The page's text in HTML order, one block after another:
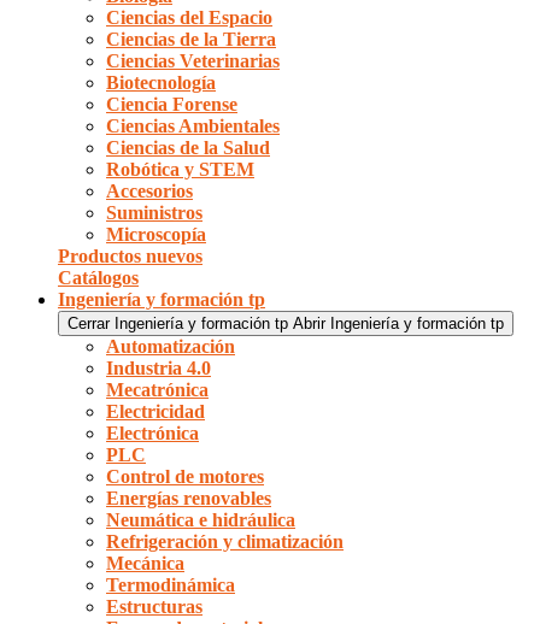
Ciencias del Espacio
Ciencias de la Tierra
Ciencias Veterinarias
Biotecnología
Ciencia Forense
Ciencias Ambientales
Ciencias de la Salud
Robótica y STEM
Accesorios
Suministros
Microscopía
Productos nuevos
Catálogos
Ingeniería y formación tp
Cerrar Ingeniería y formación tp Abrir Ingeniería y formación tp
Automatización
Industria 4.0
Mecatrónica
Electricidad
Electrónica
PLC
Control de motores
Energías renovables
Neumática e hidráulica
Refrigeración y climatización
Mecánica
Termodinámica
Estructuras